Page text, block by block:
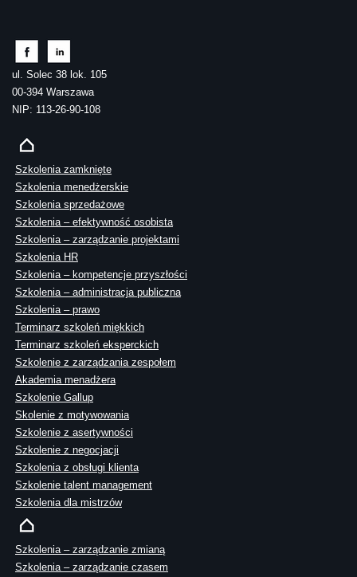
ul. Solec 38 lok. 105
00-394 Warszawa
NIP: 113-26-90-108
Szkolenia zamknięte
Szkolenia menedżerskie
Szkolenia sprzedażowe
Szkolenia – efektywność osobista
Szkolenia – zarządzanie projektami
Szkolenia HR
Szkolenia – kompetencje przyszłości
Szkolenia – administracja publiczna
Szkolenia – prawo
Terminarz szkoleń miękkich
Terminarz szkoleń eksperckich
Szkolenie z zarządzania zespołem
Akademia menadżera
Szkolenie Gallup
Skolenie z motywowania
Szkolenie z asertywności
Szkolenie z negocjacji
Szkolenia z obsługi klienta
Szkolenie talent management
Szkolenia dla mistrzów
Szkolenia – zarządzanie zmianą
Szkolenia – zarządzanie czasem